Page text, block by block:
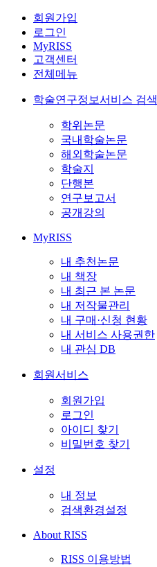
회원가입
로그인
MyRISS
고객센터
전체메뉴
학술연구정보서비스 검색
학위논문
국내학술논문
해외학술논문
학술지
단행본
연구보고서
공개강의
MyRISS
내 추천논문
내 책장
내 최근 본 논문
내 저작물관리
내 구매·신청 현황
내 서비스 사용권한
내 관심 DB
회원서비스
회원가입
로그인
아이디 찾기
비밀번호 찾기
설정
내 정보
검색환경설정
About RISS
RISS 이용방법